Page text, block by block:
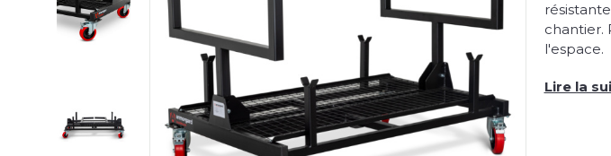
chantier.
l'espace.
Lire la